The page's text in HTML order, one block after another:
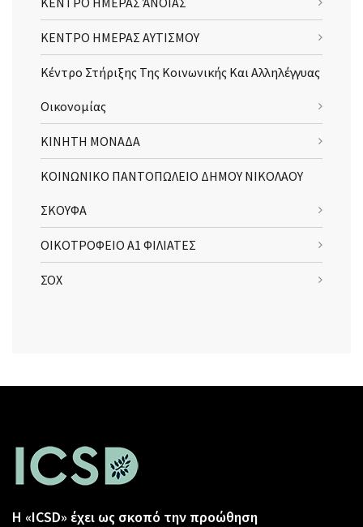
ΚΕΝΤΡΟ ΗΜΕΡΑΣ ΑΥΤΙΣΜΟΥ
Κέντρο Στήριξης Της Κοινωνικής Και Αλληλέγγυας
Οικονομίας
ΚΙΝΗΤΗ ΜΟΝΑΔΑ
ΚΟΙΝΩΝΙΚΟ ΠΑΝΤΟΠΩΛΕΙΟ ΔΗΜΟΥ ΝΙΚΟΛΑΟΥ
ΣΚΟΥΦΑ
ΟΙΚΟΤΡΟΦΕΙΟ Α1 ΦΙΛΙΑΤΕΣ
ΣΟΧ
Η «ICSD» έχει ως σκοπό την προώθηση